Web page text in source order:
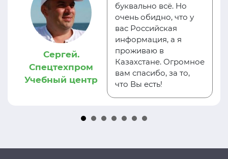
Сергей.
Спецтехпром
Учебный центр
буквально всё. Но
очень обидно, что у
вас Российская
информация, а я
проживаю в
Казахстане. Огромное
вам спасибо, за то,
что Вы есть!